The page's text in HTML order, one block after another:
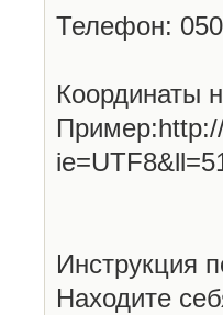
Телефон:
Координаты
Инструкция
Находите